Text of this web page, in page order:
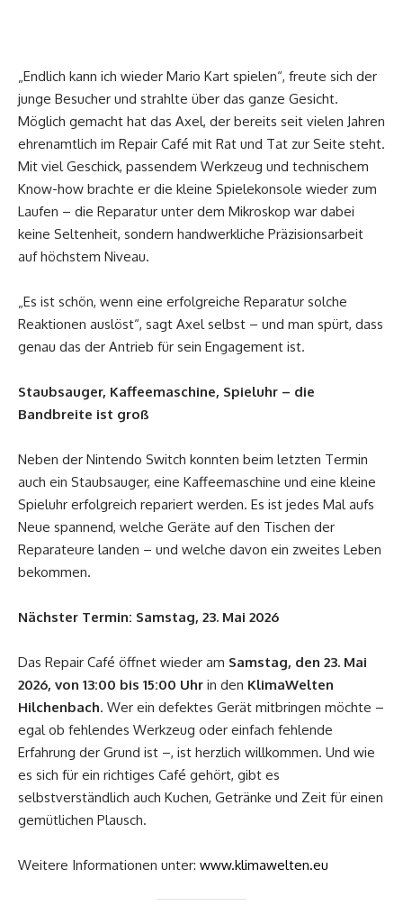
„Endlich kann ich wieder Mario Kart spielen“, freute sich der
junge Besucher und strahlte über das ganze Gesicht.
Möglich gemacht hat das Axel, der bereits seit vielen Jahren
ehrenamtlich im Repair Café mit Rat und Tat zur Seite steht.
Mit viel Geschick, passendem Werkzeug und technischem
Know-how brachte er die kleine Spielekonsole wieder zum
Laufen – die Reparatur unter dem Mikroskop war dabei
keine Seltenheit, sondern handwerkliche Präzisionsarbeit
auf höchstem Niveau.
„Es ist schön, wenn eine erfolgreiche Reparatur solche
Reaktionen auslöst“, sagt Axel selbst – und man spürt, dass
genau das der Antrieb für sein Engagement ist.
Staubsauger, Kaffeemaschine, Spieluhr – die
Bandbreite ist groß
Neben der Nintendo Switch konnten beim letzten Termin
auch ein Staubsauger, eine Kaffeemaschine und eine kleine
Spieluhr erfolgreich repariert werden. Es ist jedes Mal aufs
Neue spannend, welche Geräte auf den Tischen der
Reparateure landen – und welche davon ein zweites Leben
bekommen.
Nächster Termin: Samstag, 23. Mai 2026
Das Repair Café öffnet wieder am Samstag, den 23. Mai
2026, von 13:00 bis 15:00 Uhr in den KlimaWelten
Hilchenbach. Wer ein defektes Gerät mitbringen möchte –
egal ob fehlendes Werkzeug oder einfach fehlende
Erfahrung der Grund ist –, ist herzlich willkommen. Und wie
es sich für ein richtiges Café gehört, gibt es
selbstverständlich auch Kuchen, Getränke und Zeit für einen
gemütlichen Plausch.
Weitere Informationen unter: www.klimawelten.eu